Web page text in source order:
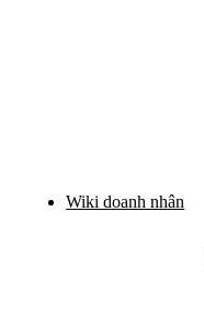
Wiki doanh nhân